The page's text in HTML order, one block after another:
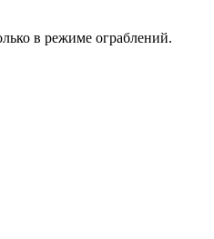
в режиме ограблений.